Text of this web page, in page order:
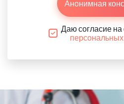
Анонимная
Даю согласие на